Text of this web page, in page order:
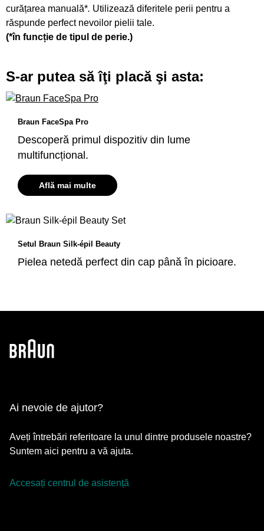
curățarea manuală*. Utilizează diferitele perii pentru a
răspunde perfect nevoilor pielii tale.
(*în funcție de tipul de perie.)
S-ar putea să îţi placă şi asta:
Braun FaceSpa Pro
Descoperă primul dispozitiv din lume
multifuncțional.
Află mai multe
Setul Braun Silk-épil Beauty
Pielea netedă perfect din cap până în picioare.
Ai nevoie de ajutor?
Aveți întrebări referitoare la unul dintre produsele noastre?
Suntem aici pentru a vă ajuta.
Accesați centrul de asistență